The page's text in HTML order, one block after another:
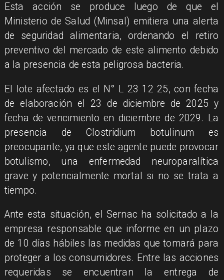
Esta acción se produce luego de que el
Ministerio de Salud (Minsal) emitiera una alerta
de seguridad alimentaria, ordenando el retiro
preventivo del mercado de este alimento debido
a la presencia de esta peligrosa bacteria.
El lote afectado es el N° L 23 12 25, con fecha
de elaboración el 23 de diciembre de 2025 y
fecha de vencimiento en diciembre de 2029. La
presencia de Clostridium botulinum es
preocupante, ya que este agente puede provocar
botulismo, una enfermedad neuroparalítica
grave y potencialmente mortal si no se trata a
tiempo.
Ante esta situación, el Sernac ha solicitado a la
empresa responsable que informe en un plazo
de 10 días hábiles las medidas que tomará para
proteger a los consumidores. Entre las acciones
requeridas se encuentran la entrega de